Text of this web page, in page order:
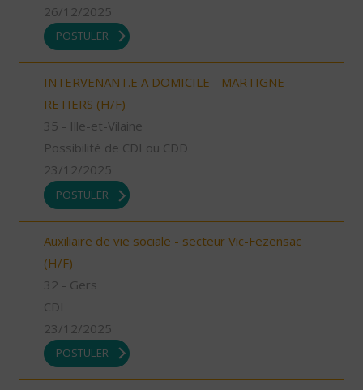
26/12/2025
POSTULER
INTERVENANT.E A DOMICILE - MARTIGNE-
RETIERS (H/F)
35 - Ille-et-Vilaine
Possibilité de CDI ou CDD
23/12/2025
POSTULER
Auxiliaire de vie sociale - secteur Vic-Fezensac
(H/F)
32 - Gers
CDI
23/12/2025
POSTULER